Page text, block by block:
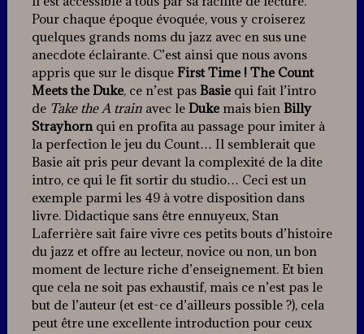
Pour chaque époque évoquée, vous y croiserez
quelques grands noms du jazz avec en sus une
anecdote éclairante. C’est ainsi que nous avons
appris que sur le disque First Time ! The Count
Meets the Duke, ce n’est pas Basiequi fait l’intro
de Take the A trainavec le Dukemais bien Billy
Strayhornqui en profita au passage pour imiter à
la perfection le jeu du Count… Il semblerait que
Basie ait pris peur devant la complexité de la dite
intro, ce qui le fit sortir du studio… Ceci est un
exemple parmi les 49 à votre disposition dans
livre. Didactique sans être ennuyeux, Stan
Laferrière sait faire vivre ces petits bouts d’histoire
du jazz et offre au lecteur, novice ou non, un bon
moment de lecture riche d’enseignement. Et bien
que cela ne soit pas exhaustif, mais ce n’est pas le
but de l’auteur (et est-ce d’ailleurs possible ?), cela
peut être une excellente introduction pour ceux